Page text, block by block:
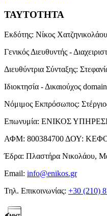
ΤΑΥΤΟΤΗΤΑ
Εκδότης: Νίκος Χατζηνικολάου
Γενικός Διευθυντής -
Διευθύντρια Σύνταξης:
Ιδιοκτησία - Δικαιούχος
Νόμιμος Εκπρόσωπος:
Επωνυμία: ΕΝΙΚΟΣ
ΑΦΜ: 800384700 ΔΟΥ:
Έδρα: Πλαστήρα Νικολάου,
Email: info@enikos.gr
Τηλ. Επικοινωνίας: +30 (210)